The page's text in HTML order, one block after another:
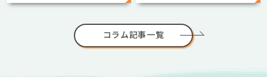
コラム記事一覧